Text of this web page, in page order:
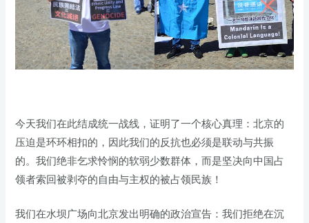
今天我们在此结成统一战线，证明了一个核心真理：北京的
压迫是环环相扣的，因此我们的反抗也必须是联动与共振
的。我们绝非乞求怜悯的软弱少数群体，而是坚决向中国占
领者索回被剥夺的自由与主权的被占领民族！
我们在水坝广场向北京发出明确的政治宣告：我们拒绝在沉